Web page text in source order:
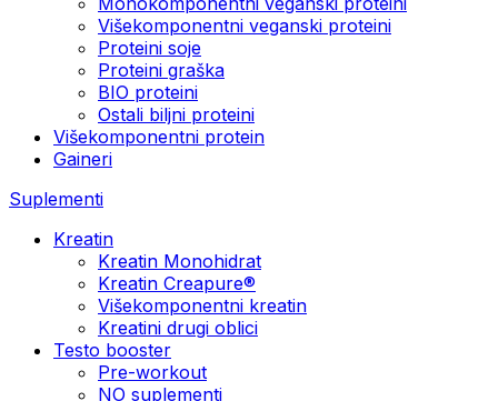
Višekomponentni veganski proteini
Proteini soje
Proteini graška
BIO proteini
Ostali biljni proteini
Višekomponentni protein
Gaineri
Suplementi
Kreatin
Kreatin Monohidrat
Kreatin Creapure®
Višekomponentni kreatin
Kreatini drugi oblici
Testo booster
Pre-workout
NO suplementi